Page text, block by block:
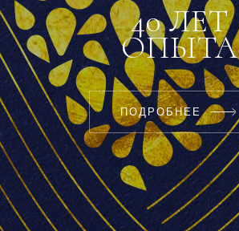
40 ЛЕТ
ОПЫТА
ПОДРОБНЕЕ